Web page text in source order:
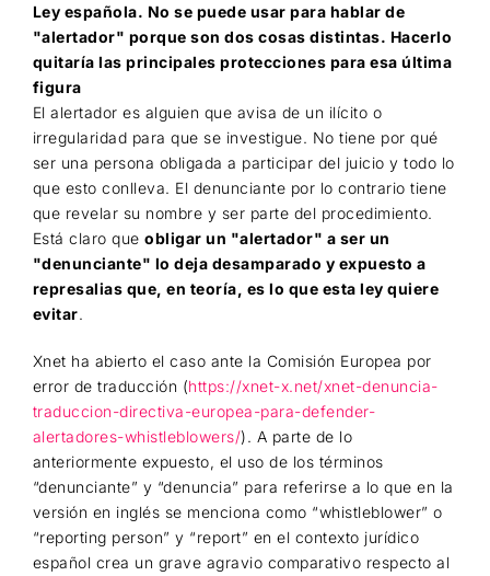
Ley española. No se puede usar para hablar de
"alertador" porque son dos cosas distintas. Hacerlo
quitaría las principales protecciones para esa última
figura
El alertador es alguien que avisa de un ilícito o
irregularidad para que se investigue. No tiene por qué
ser una persona obligada a participar del juicio y todo lo
que esto conlleva. El denunciante por lo contrario tiene
que revelar su nombre y ser parte del procedimiento.
Está claro queobligar un "alertador" a ser un
"denunciante" lo deja desamparado y expuesto a
represalias que, en teoría, es lo que esta ley quiere
evitar.
Xnet ha abierto el caso ante la Comisión Europea por
error de traducción (https://xnet-x.net/xnet-denuncia-
traduccion-directiva-europea-para-defender-
alertadores-whistleblowers/). A parte de lo
anteriormente expuesto, el uso de los términos
“denunciante” y “denuncia” para referirse a lo que en la
versión en inglés se menciona como “whistleblower” o
“reporting person” y “report” en el contexto jurídico
español crea un grave agravio comparativo respecto al